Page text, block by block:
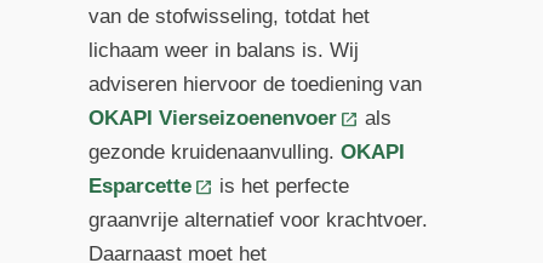
van de stofwisseling, totdat het
lichaam weer in balans is. Wij
adviseren hiervoor de toediening van
OKAPI Vierseizoenenvoer
als
gezonde kruidenaanvulling. OKAPI
Esparcette
is het perfecte
graanvrije alternatief voor krachtvoer.
Daarnaast moet het